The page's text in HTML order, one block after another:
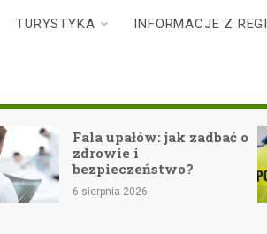
Żor
TURYSTYKA INFORMACJE Z
Fala upałów: jak zadbać o
zdrowie i
bezpieczeństwo?
6 sierpnia 2026